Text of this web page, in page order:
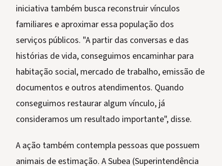
iniciativa também busca reconstruir vínculos
familiares e aproximar essa população dos
serviços públicos. "A partir das conversas e das
histórias de vida, conseguimos encaminhar para
habitação social, mercado de trabalho, emissão de
documentos e outros atendimentos. Quando
conseguimos restaurar algum vínculo, já
consideramos um resultado importante", disse.
A ação também contempla pessoas que possuem
animais de estimação. A Subea (Superintendência